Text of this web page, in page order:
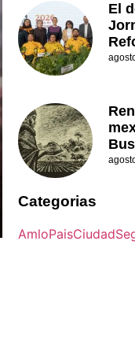
El
Categorias
AmloPaisCiudad